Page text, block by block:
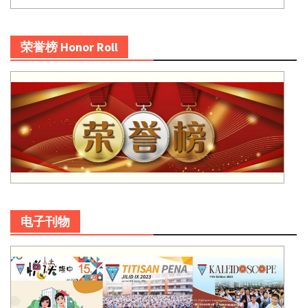
荣誉榜 Honor Roll
电子刊物